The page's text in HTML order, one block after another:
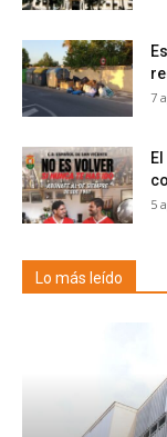
7
5
Lo más leído